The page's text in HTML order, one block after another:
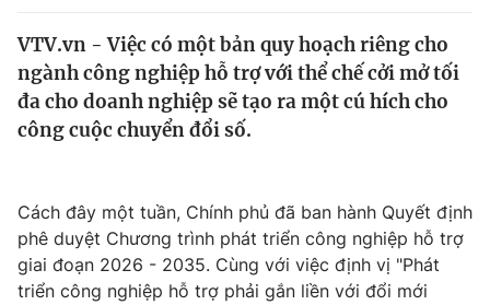
Thế giới
Tin tức
Câu chuyện quốc tế
Tài chính
Thị trường
Góc doanh nghiệp
Dữ liệu và đời sống
Truyền hình
VTV.vn - Việc có một bản quy hoạch riêng cho
ngành công nghiệp hỗ trợ với thể chế cởi mở tối
đa cho doanh nghiệp sẽ tạo ra một cú hích cho
công cuộc chuyển đổi số.
Cách đây một tuần, Chính phủ đã ban hành Quyết định
phê duyệt Chương trình phát triển công nghiệp hỗ trợ
giai đoạn 2026 - 2035. Cùng với việc định vị "Phát
triển công nghiệp hỗ trợ phải gắn liền với đổi mới